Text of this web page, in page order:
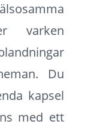
varken
Du
kapsel
med ett